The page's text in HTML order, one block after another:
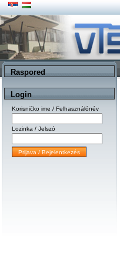
Raspored
Login
Korisničko ime / Felhasználónév
Lozinka / Jelszó